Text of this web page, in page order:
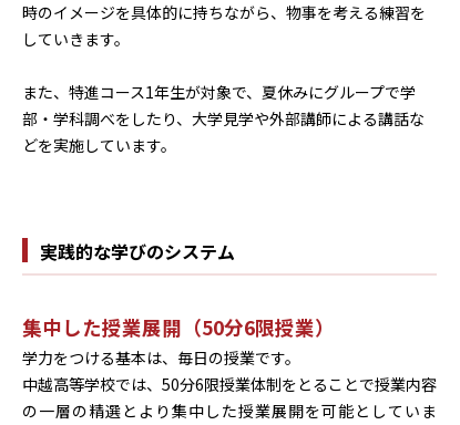
時のイメージを具体的に持ちながら、物事を考える練習を
していきます。
また、特進コース1年生が対象で、夏休みにグループで学
部・学科調べをしたり、大学見学や外部講師による講話な
どを実施しています。
実践的な学びのシステム
集中した授業展開（50分6限授業）
学力をつける基本は、毎日の授業です。
中越高等学校では、50分6限授業体制をとることで授業内容
の一層の精選とより集中した授業展開を可能としていま